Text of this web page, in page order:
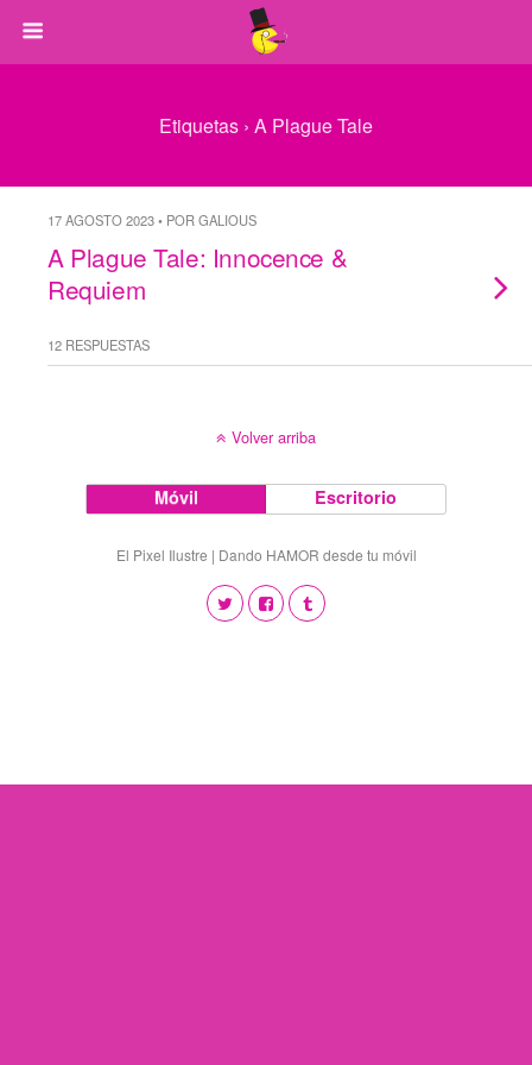
Etiquetas › A Plague Tale
17 AGOSTO 2023 • POR GALIOUS
A Plague Tale: Innocence &
Requiem
12 RESPUESTAS
Volver arriba
Móvil Escritorio
El Pixel Ilustre | Dando HAMOR desde tu móvil